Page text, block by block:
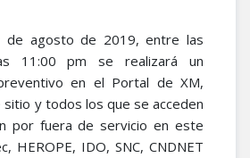
de agosto de 2019, entre las
11:00 pm se realizará un
en el Portal de XM,
y todos los que se acceden
por fuera de servicio en este
HEROPE, IDO, SNC, CNDNET